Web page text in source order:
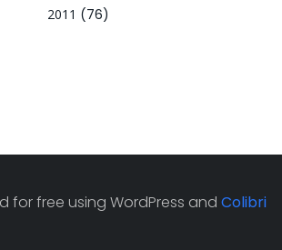
2011 (76)
for free using WordPress and Colibri